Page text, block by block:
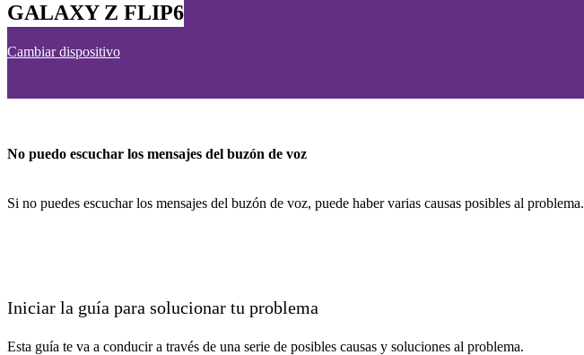
GALAXY Z FLIP6
Cambiar dispositivo
No puedo escuchar los mensajes del buzón de voz
Si no puedes escuchar los mensajes del buzón de voz, puede haber varias causas posibles al problema.
Iniciar la guía para solucionar tu problema
Esta guía te va a conducir a través de una serie de posibles causas y soluciones al problema.